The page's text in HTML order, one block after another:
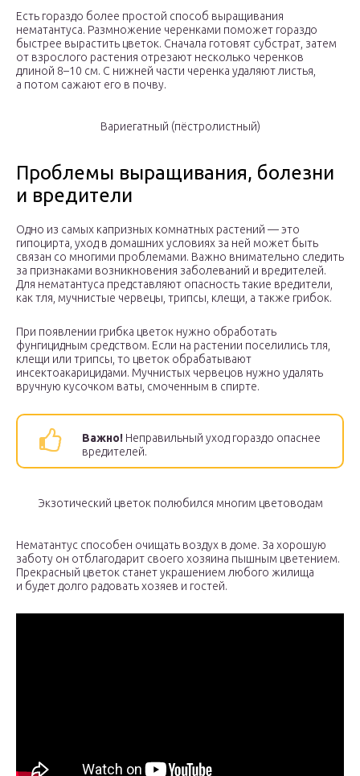
Есть гораздо более простой способ выращивания
нематантуса. Размножение черенками поможет гораздо
быстрее вырастить цветок. Сначала готовят субстрат, затем
от взрослого растения отрезают несколько черенков
длиной 8–10 см. С нижней части черенка удаляют листья,
а потом сажают его в почву.
Вариегатный (пёстролистный)
Проблемы выращивания, болезни
и вредители
Одно из самых капризных комнатных растений — это
гипоцирта, уход в домашних условиях за ней может быть
связан со многими проблемами. Важно внимательно следить
за признаками возникновения заболеваний и вредителей.
Для нематантуса представляют опасность такие вредители,
как тля, мучнистые червецы, трипсы, клещи, а также грибок.
При появлении грибка цветок нужно обработать
фунгицидным средством. Если на растении поселились тля,
клещи или трипсы, то цветок обрабатывают
инсектоакарицидами. Мучнистых червецов нужно удалять
вручную кусочком ваты, смоченным в спирте.
Важно! Неправильный уход гораздо опаснее
вредителей.
Экзотический цветок полюбился многим цветоводам
Нематантус способен очищать воздух в доме. За хорошую
заботу он отблагодарит своего хозяина пышным цветением.
Прекрасный цветок станет украшением любого жилища
и будет долго радовать хозяев и гостей.